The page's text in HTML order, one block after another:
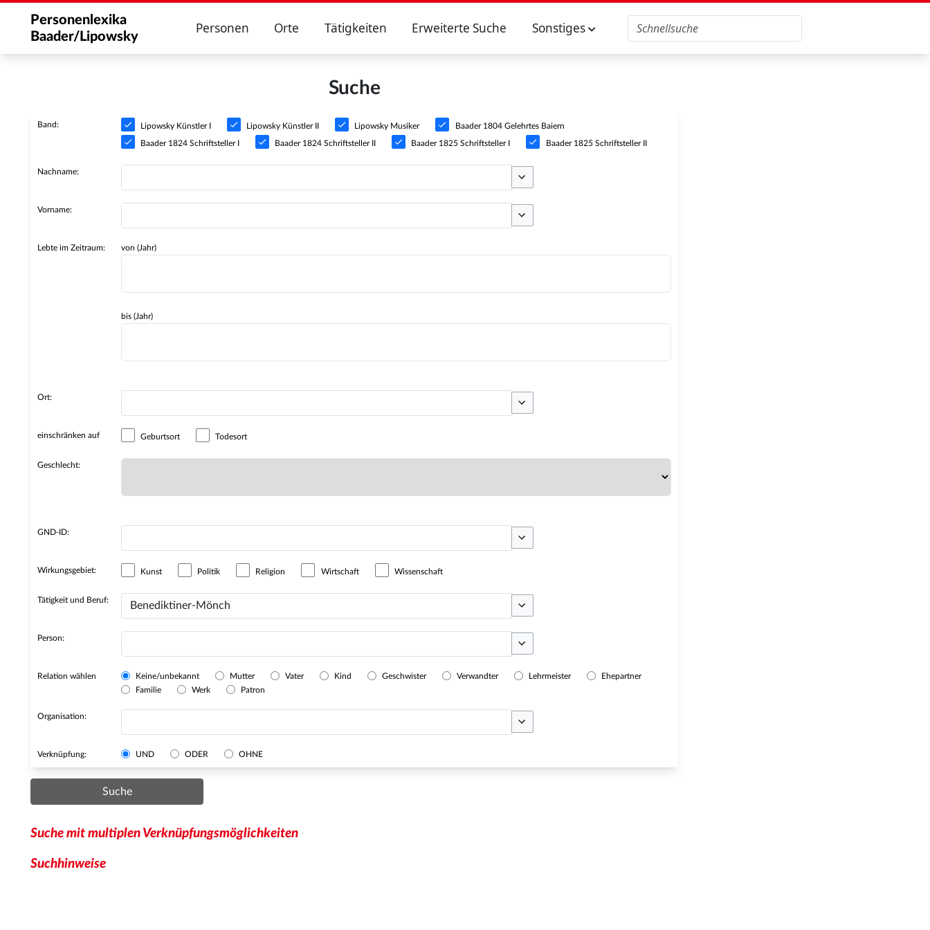
Personenlexika
Baader/Lipowsky
Personen Orte Tätigkeiten Erweiterte Suche Sonstiges
Suche
Band: Lipowsky Künstler I Lipowsky Künstler II Lipowsky Musiker Baader 1804 Gelehrtes Baiern
Baader 1824 Schriftsteller I Baader 1824 Schriftsteller II Baader 1825 Schriftsteller I Baader 1825 Schriftsteller II
Nachname:
Optionen umschalten
Vorname:
Optionen umschalten
Lebte im Zeitraum: von (Jahr)
bis (Jahr)
Ort:
Optionen umschalten
einschränken auf Geburtsort Todesort
Geschlecht:
GND-ID:
Optionen umschalten
Wirkungsgebiet: Kunst Politik Religion Wirtschaft Wissenschaft
Tätigkeit und Beruf:
Optionen umschalten
Person:
Optionen umschalten
Relation wählen Keine/unbekannt Mutter Vater Kind Geschwister Verwandter Lehrmeister
Ehepartner
Familie
Werk Patron
Organisation:
Optionen umschalten
Verknüpfung: UND ODER OHNE
Suche
Suche mit multiplen Verknüpfungsmöglichkeiten
Suchhinweise